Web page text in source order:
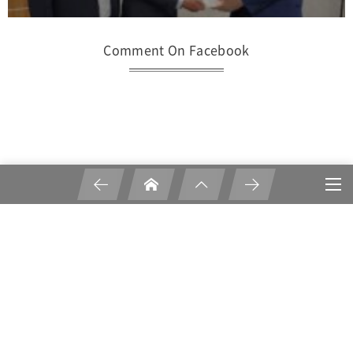
Comment On Facebook